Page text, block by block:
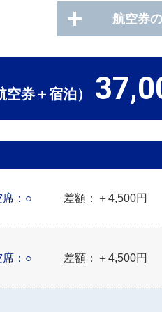
航空券
空券＋宿泊）
席：○ 差額：＋4,500円
席：○ 差額：＋4,500円